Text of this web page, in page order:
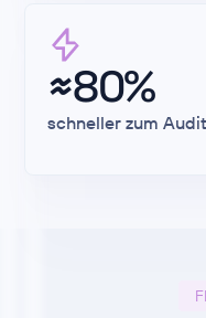
≈80%
schneller zum Audit